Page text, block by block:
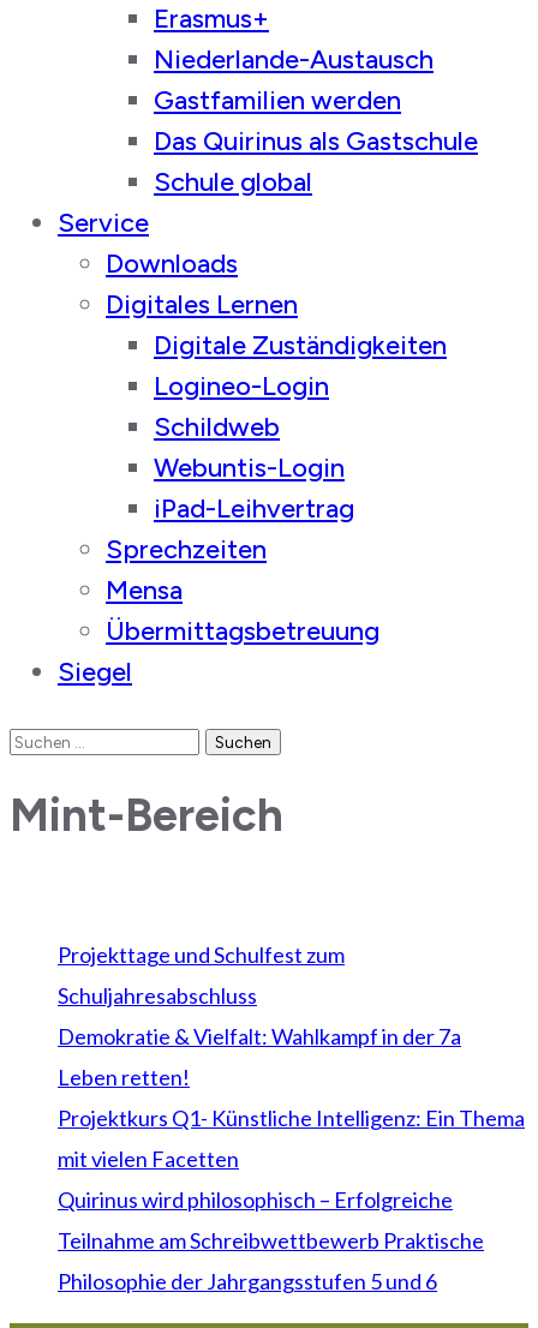
Erasmus+
Niederlande-Austausch
Gastfamilien werden
Das Quirinus als Gastschule
Schule global
Service
Downloads
Digitales Lernen
Digitale Zuständigkeiten
Logineo-Login
Schildweb
Webuntis-Login
iPad-Leihvertrag
Sprechzeiten
Mensa
Übermittagsbetreuung
Siegel
Suchen
Mint-Bereich
Projekttage und Schulfest zum
Schuljahresabschluss
Demokratie & Vielfalt: Wahlkampf in der 7a
Leben retten!
Projektkurs Q1- Künstliche Intelligenz: Ein Thema
mit vielen Facetten
Quirinus wird philosophisch – Erfolgreiche
Teilnahme am Schreibwettbewerb Praktische
Philosophie der Jahrgangsstufen 5 und 6